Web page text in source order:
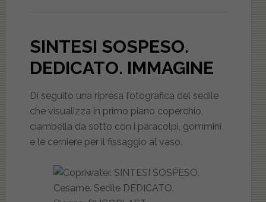
SINTESI SOSPESO.
DEDICATO. IMMAGINE
Di seguito una ripresa fotografica del sedile
che visualizza in primo piano coperchio,
ciambella da sotto con i paracolpi, gommini
e le cerniere per il fissaggio al vaso.